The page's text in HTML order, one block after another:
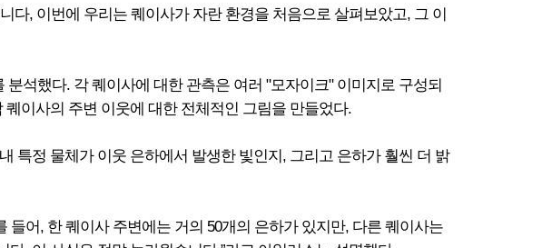
다, 이번에 우리는 퀘이사가 자란 환경을 처음으로 살펴보았고, 그 이
석했다. 각 퀘이사에 대한 관측은 여러 "모자이크" 이미지로 구성되
이사의 주변 이웃에 대한 전체적인 그림을 만들었다.
특정 물체가 이웃 은하에서 발생한 빛인지, 그리고 은하가 훨씬 더 밝
어, 한 퀘이사 주변에는 거의 50개의 은하가 있지만, 다른 퀘이사는